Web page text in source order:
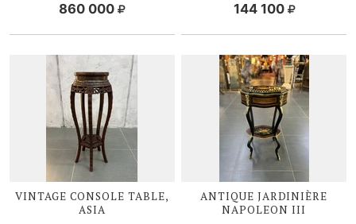
860 000 144 100
VINTAGE CONSOLE TABLE,
ASIA
ANTIQUE JARDINIÈRE
NAPOLEON III